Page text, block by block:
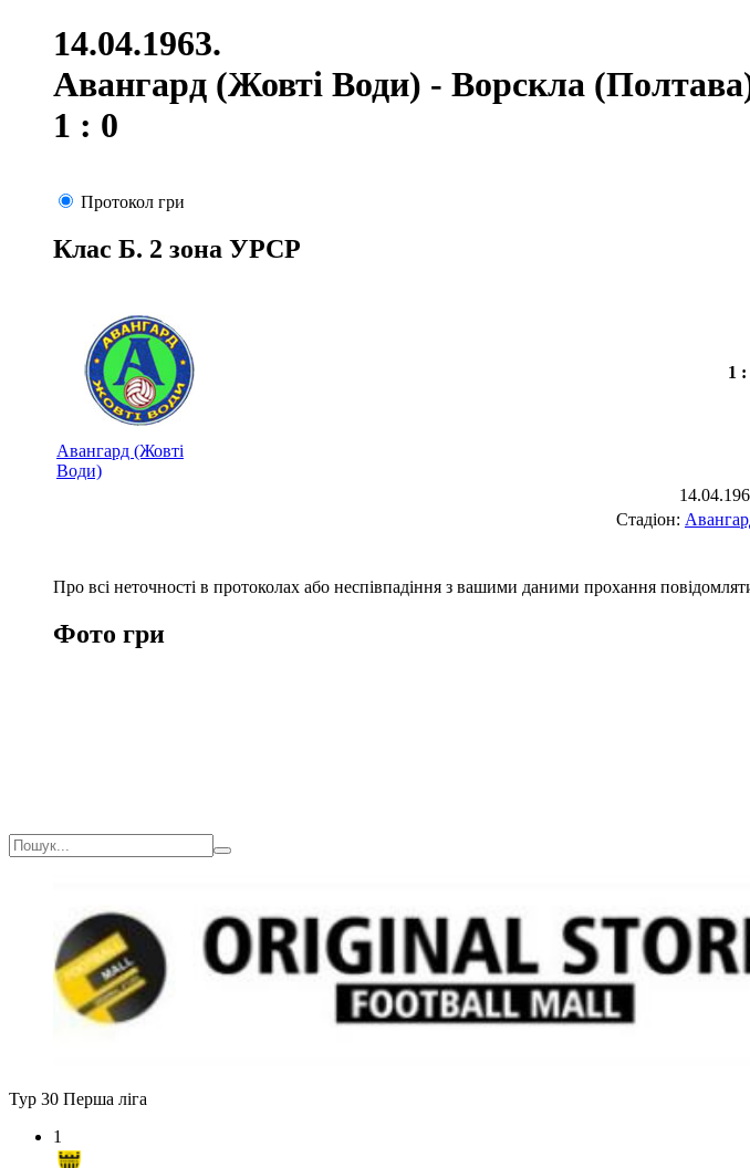
14.04.1963.
Авангард (Жовті Води) - Ворскла
1 : 0
Протокол гри
Клас Б. 2 зона УРСР
1 :
Авангард (Жовті
Води)
Стадіон:
Про всі неточності в протоколах або неспівпадіння з вашими даними прохання
Фото гри
Тур 30 Перша ліга
1